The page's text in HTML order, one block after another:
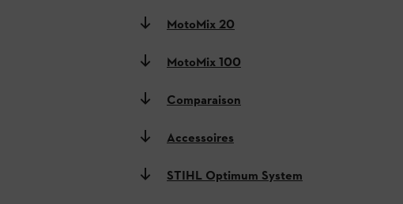
MotoMix 20
MotoMix 100
Comparaison
Accessoires
STIHL Optimum System